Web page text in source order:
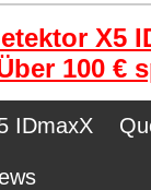
X5
100 €
IDmaxX